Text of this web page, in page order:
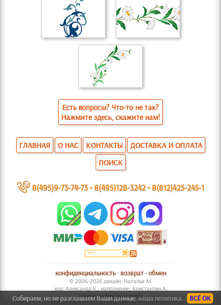
Есть вопросы? Что-то не так?
Нажмите здесь, скажите нам!
ГЛАВНАЯ О НАС КОНТАКТЫ
ДОСТАВКА И ОПЛАТА
ПОИСК
~ 8(495)9-73-74-73•8(495)128-3242•8(812)425-245-1
конфиденциальность• возврат•обмен
© 2006-2026 дизайн: Наталья М.
код: Александр К.; наполнение: Константин А.
Interior Vectors by Vecteezy
ВСЁ ОК
Собираем, но не разглашаем Ваши данные: наша политика.